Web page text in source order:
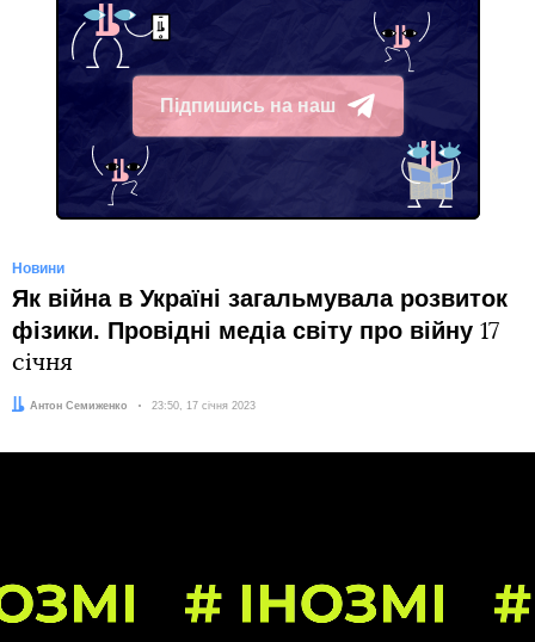
Підпишись на наш
Telegram
Новини
Як війна в Україні загальмувала розвиток
фізики. Провідні медіа світу про війну 17
січня
Автор:
Антон Семиженко Дата:
23:50, 17 січня 2023